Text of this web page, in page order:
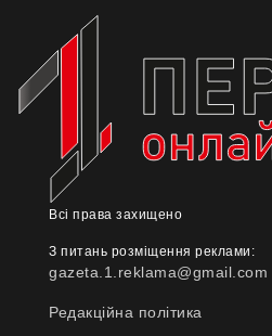
Всі права захищено
З питань розміщення реклами:
gazeta.1.reklama@gmail.com
Редакційна політика